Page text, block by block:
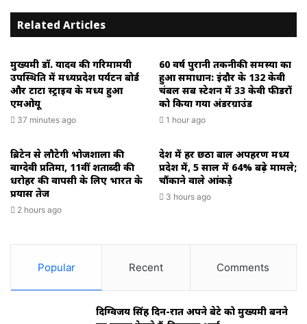
Related Articles
मुख्यमंत्री डॉ. यादव की गरिमामयी
उपस्थिति में मध्यप्रदेश पर्यटन बोर्ड
और टाटा स्ट्राइव के मध्य हुआ
एमओयू
37 minutes ago
60 वर्ष पुरानी तकनीकी समस्या का
हुआ समाधान: इंदौर के 132 केवी
चंबल सब स्टेशन में 33 केवी फीडरों
को किया गया अंडरग्राउंड
1 hour ago
ब्रिटेन से लौटेगी भोजशाला की
वाग्देवी प्रतिमा, 11वीं शताब्दी की
धरोहर की वापसी के लिए भारत के
प्रयास तेज
2 hours ago
देश में हर छठा बाल अपहरण मध्य
प्रदेश में, 5 साल में 64% बढ़े मामले;
चौंकाने वाले आंकड़े
3 hours ago
Popular Recent Comments
दिग्विजय सिंह दिन-रात अपने बेटे को मुख्यमंत्री बनने